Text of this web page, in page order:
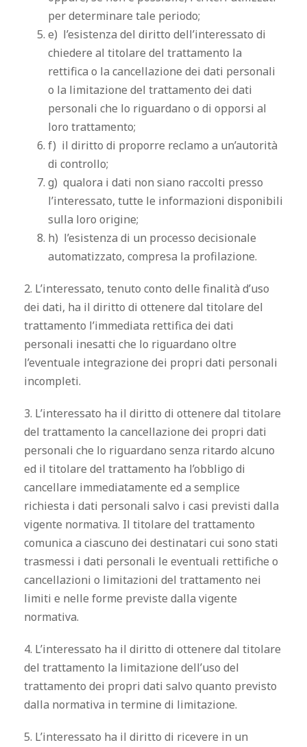
per determinare tale periodo;
e) l’esistenza del diritto dell’interessato di
chiedere al titolare del trattamento la
rettifica o la cancellazione dei dati personali
o la limitazione del trattamento dei dati
personali che lo riguardano o di opporsi al
loro trattamento;
f) il diritto di proporre reclamo a un’autorità
di controllo;
g) qualora i dati non siano raccolti presso
l’interessato, tutte le informazioni disponibili
sulla loro origine;
h) l’esistenza di un processo decisionale
automatizzato, compresa la profilazione.
2. L’interessato, tenuto conto delle finalità d’uso
dei dati, ha il diritto di ottenere dal titolare del
trattamento l’immediata rettifica dei dati
personali inesatti che lo riguardano oltre
l’eventuale integrazione dei propri dati personali
incompleti.
3. L’interessato ha il diritto di ottenere dal titolare
del trattamento la cancellazione dei propri dati
personali che lo riguardano senza ritardo alcuno
ed il titolare del trattamento ha l’obbligo di
cancellare immediatamente ed a semplice
richiesta i dati personali salvo i casi previsti dalla
vigente normativa. Il titolare del trattamento
comunica a ciascuno dei destinatari cui sono stati
trasmessi i dati personali le eventuali rettifiche o
cancellazioni o limitazioni del trattamento nei
limiti e nelle forme previste dalla vigente
normativa.
4. L’interessato ha il diritto di ottenere dal titolare
del trattamento la limitazione dell’uso del
trattamento dei propri dati salvo quanto previsto
dalla normativa in termine di limitazione.
5. L’interessato ha il diritto di ricevere in un